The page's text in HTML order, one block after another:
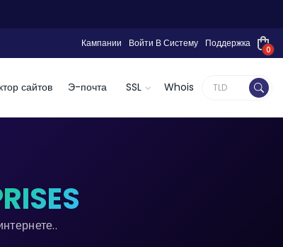
Кампании Войти В Систему Поддержка
0
сайтов Э-почта SSL Whois